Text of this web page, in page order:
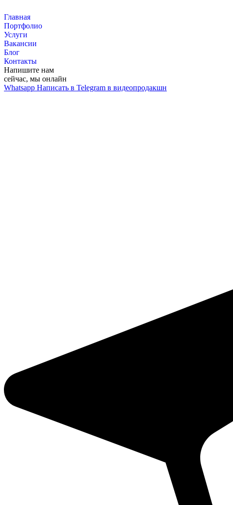
к
контенту
Главная
Портфолио
Услуги
Вакансии
Блог
Контакты
Напишите нам
сейчас, мы онлайн
Whatsapp Написать в Telegram в видеопродакшн